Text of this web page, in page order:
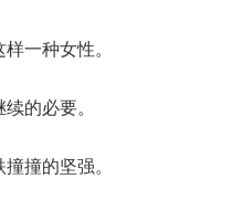
一种女性。
的必要。
撞的坚强。